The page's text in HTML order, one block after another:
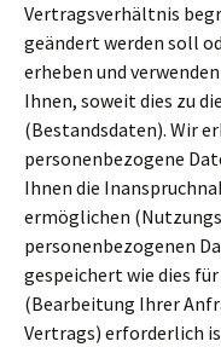
Vertragsverhältnis
geändert werden soll
erheben und
Ihnen, soweit dies zu
(Bestandsdaten). Wir
personenbezogene
Ihnen die
ermöglichen
personenbezogenen
gespeichert wie dies
(Bearbeitung Ihrer
Vertrags) erforderlich